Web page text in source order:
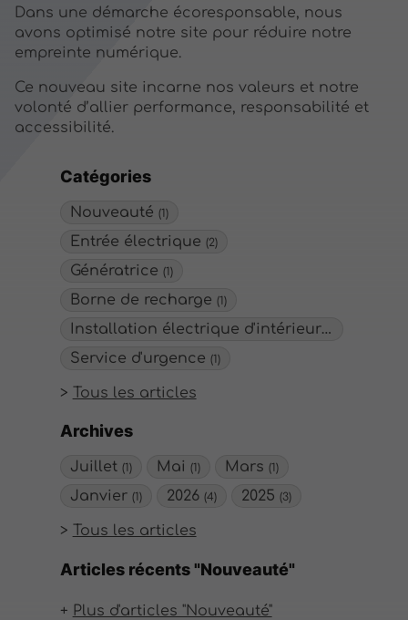
Catégories
Nouveauté (1)
Entrée électrique (2)
Génératrice (1)
Borne de recharge (1)
Installation électrique d'intérieur/extérieur
Service d'urgence (1)
Tous les articles
Archives
Juillet (1) Mai(1) Mars(1)
Janvier (1) 2026(4) 2025(3)
Tous les articles
Articles récents "Nouveauté"
Plus d'articles "Nouveauté"
Dans une démarche écoresponsable, nous
avons optimisé notre site pour réduire notre
empreinte numérique.
Ce nouveau site incarne nos valeurs et notre
volonté d’allier performance, responsabilité et
accessibilité.